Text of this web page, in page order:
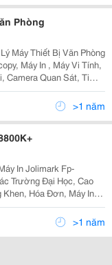
Phòng
Máy Thiết Bị Văn Phòng
Camera Quan Sát, Ti
>1 năm
>1 năm